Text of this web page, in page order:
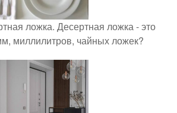
ложка. Десертная ложка - это
миллилитров, чайных ложек?